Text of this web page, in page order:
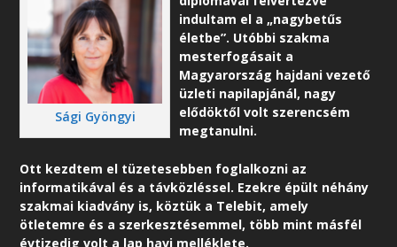
Sági Gyöngyi
indultam el a „nagybetűs
életbe”. Utóbbi szakma
mesterfogásait a
Magyarország hajdani vezető
üzleti napilapjánál, nagy
elődöktől volt szerencsém
megtanulni.
Ott kezdtem el tüzetesebben foglalkozni az
informatikával és a távközléssel. Ezekre épült néhány
szakmai kiadvány is, köztük a Telebit, amely
ötletemre és a szerkesztésemmel, több mint másfél
évtizedig volt a lap havi melléklete.